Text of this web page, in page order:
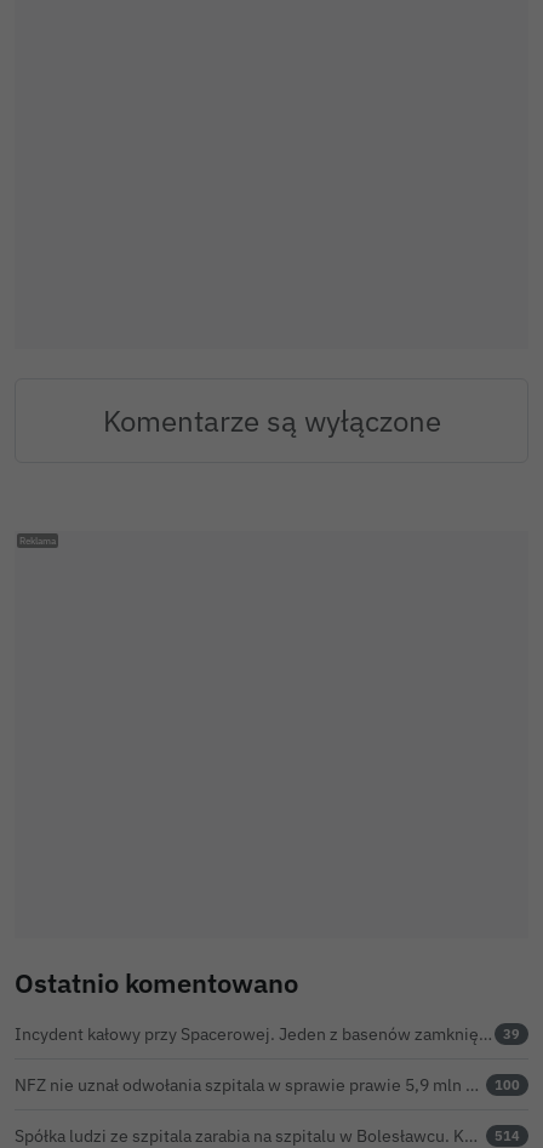
Ostatnio komentowano
Incydent kałowy przy Spacerowej. Jeden z basenów zamknięty do odwołania 39
NFZ nie uznał odwołania szpitala w sprawie prawie 5,9 mln zł. Barczyk: rozważamy sąd 100
Spółka ludzi ze szpitala zarabia na szpitalu w Bolesławcu. Kwoty pozostają tajne 514
Komentarze są wyłączone